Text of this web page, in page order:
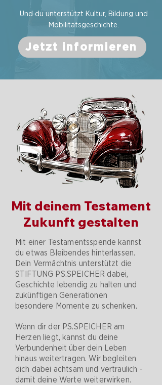
Und du unterstützt Kultur, Bildung und
Mobilitätsgeschichte.
Jetzt informieren
Mit deinem Testament
Zukunft gestalten
Mit einer Testamentsspende kannst
du etwas Bleibendes hinterlassen.
Dein Vermächtnis unterstützt die
STIFTUNG PS.SPEICHER dabei,
Geschichte lebendig zu halten und
zukünftigen Generationen
besondere Momente zu schenken.
Wenn dir der PS.SPEICHER am
Herzen liegt, kannst du deine
Verbundenheit über dein Leben
hinaus weitertragen. Wir begleiten
dich dabei achtsam und vertraulich -
damit deine Werte weiterwirken.